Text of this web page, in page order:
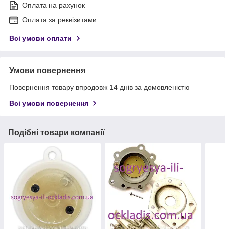
Оплата на рахунок
Оплата за реквізитами
Всі умови оплати
Умови повернення
Повернення товару впродовж 14 днів за домовленістю
Всі умови повернення
Подібні товари компанії